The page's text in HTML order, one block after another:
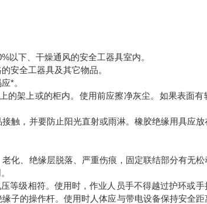
下、干燥通风的安全工器具室内。
安全工器具及其它物品。
*。
的架上或的柜内。使用前应擦净灰尘。如果表面
触，并要防止阳光直射或雨淋。橡胶绝缘用具应
化、绝缘层脱落、严重伤痕，固定联结部分有无松
等级相符。使用时，作业人员手不得越过护环或
子的操作杆。使用时人体应与带电设备保持安全